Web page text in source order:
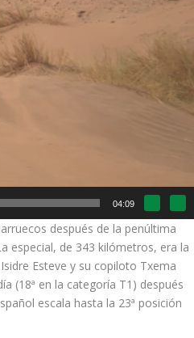
04:09
después de la penúltima
especial, de 343 kilómetros, era la
Esteve y su copiloto Txema
(18ª en la categoría T1) después
escala hasta la 23ª posición